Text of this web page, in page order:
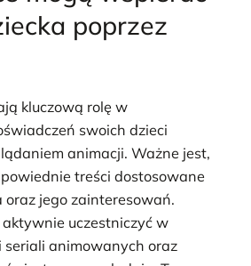
poprzez
kluczową rolę w
swoich dzieci
animacji. Ważne jest,
treści dostosowane
oraz jego zainteresowań.
uczestniczyć w
seriali animowanych oraz